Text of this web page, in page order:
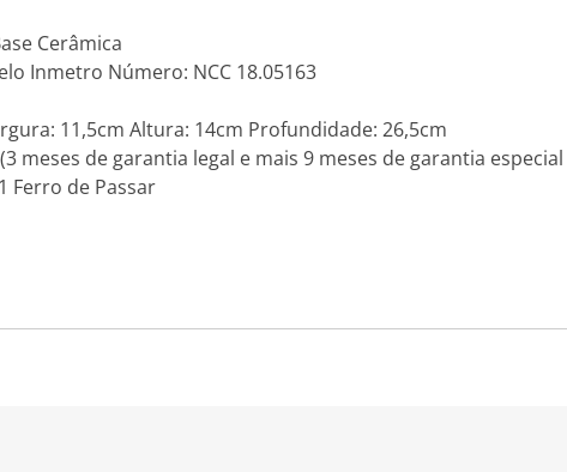
Cerâmica
Inmetro Número: NCC 18.05163
11,5cm Altura: 14cm Profundidade: 26,5cm
meses de garantia legal e mais 9 meses de garantia
Ferro de Passar